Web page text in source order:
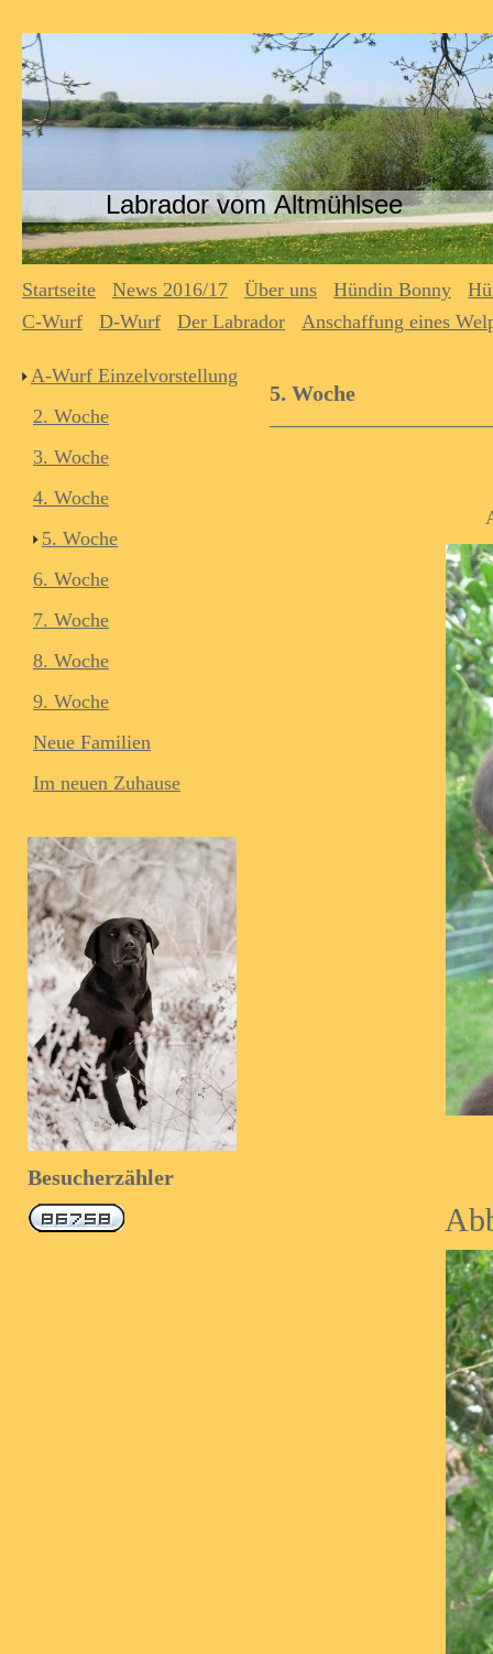
Labrador vom Altmühlsee
Startseite News 2016/17 Über uns Hündin Bonny
C-Wurf
D-Wurf Der Labrador Anschaffung eines
5. Woche
A-Wurf Einzelvorstellung
2. Woche
3. Woche
4. Woche
5. Woche
6. Woche
7. Woche
8. Woche
9. Woche
Neue Familien
Im neuen Zuhause
Besucherzähler